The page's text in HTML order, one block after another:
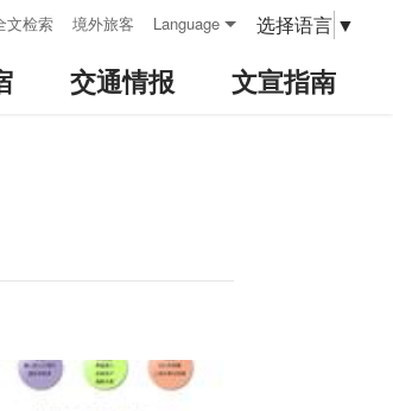
文检索 境外旅客 Language 选择语言 ▼
交通情报 文宣指南